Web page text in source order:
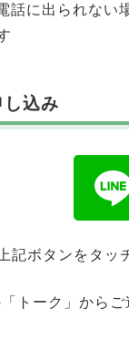
話に出られない
込み
記ボタンをタッ
トーク」からご